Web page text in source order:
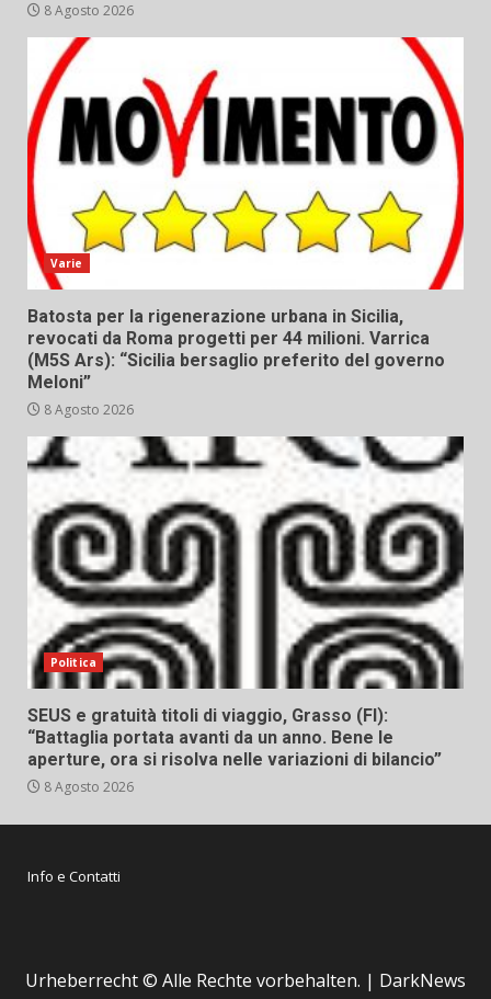
8 Agosto 2026
Varie
Batosta per la rigenerazione urbana in Sicilia,
revocati da Roma progetti per 44 milioni. Varrica
(M5S Ars): “Sicilia bersaglio preferito del governo
Meloni”
8 Agosto 2026
Politica
SEUS e gratuità titoli di viaggio, Grasso (FI):
“Battaglia portata avanti da un anno. Bene le
aperture, ora si risolva nelle variazioni di bilancio”
8 Agosto 2026
Info e Contatti
Urheberrecht © Alle Rechte vorbehalten. | DarkNews